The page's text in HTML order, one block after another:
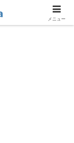
メニュー